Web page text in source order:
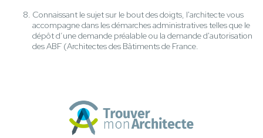
Connaissant le sujet sur le bout des doigts, l'architecte vous
accompagne dans les démarches administratives telles que le
dépôt d’une demande préalable ou la demande d'autorisation
des ABF (Architectes des Bâtiments de France.